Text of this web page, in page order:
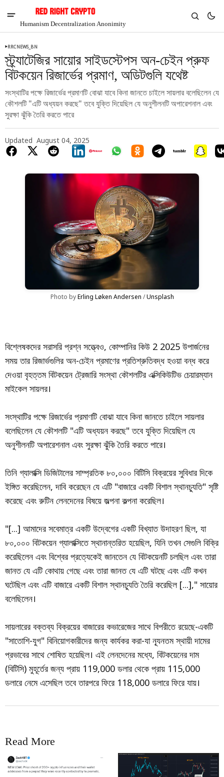
Humanism Decentralization Anonimity
Chia
$1.36
RRCNEWS_BN
স্ট্র্যাটেজির সায়োর সাইডস্টেপস অন-চেইন প্রুফ
বিটকয়েন রিজার্ভের প্রমাণ, অডিটগুলি যথেষ্ট
সংস্থাটির পক্ষে রিজার্ভের প্রমাণটি বোঝা যাবে কিনা জানতে চাইলে সায়লার বলেছিলেন যে
কৌশলটি "এটি অধ্যয়ন করছে" তবে যুক্তি দিয়েছিল যে অনুশীলনটি অপারেশনাল এবং
সুরক্ষা ঝুঁকি তৈরি করতে পারে
Updated August 04, 2025
Photo by Erling Løken Andersen / Unsplash
বিশ্লেষকদের সরাসরি প্রশ্ন সত্ত্বেও, কোম্পানির কিউ 2 2025 উপার্জনের
সময় তার রিজার্ভগুলির অন-চেইন প্রমাণের প্রতিশ্রুতিবদ্ধ হওয়া বন্ধ করে
দেওয়া বৃহত্তম বিটকয়েন ট্রেজারি সংস্থা কৌশলটির এক্সিকিউটিভ চেয়ারম্যান
মাইকেল সায়লর।
সংস্থাটির পক্ষে রিজার্ভের প্রমাণটি বোঝা যাবে কিনা জানতে চাইলে সায়লার
বলেছিলেন যে কৌশলটি "এটি অধ্যয়ন করছে" তবে যুক্তি দিয়েছিল যে
অনুশীলনটি অপারেশনাল এবং সুরক্ষা ঝুঁকি তৈরি করতে পারে।
তিনি গ্যালাক্সি ডিজিটালের সাম্প্রতিক ৮০,০০০ বিটিসি বিক্রয়ের সুবিধার দিকে
ইঙ্গিত করেছিলেন, দাবি করেছেন যে এটি "বাজারে একটি বিশাল স্থানচ্যুতি" সৃষ্টি
করেছে এবং রুটিন লেনদেনের বিষয়ে জল্পনা কল্পনা করেছিল।
"[...] আমাদের সবেমাত্র একটি উদ্বেগের একটি বিখ্যাত উদাহরণ ছিল, যা
৮০,০০০ বিটকয়েন গ্যালাক্সিতে স্থানান্তরিত হয়েছিল, যিনি তখন সেগুলি বিক্রি
করেছিলেন এবং বিশ্বের প্রত্যেকেই জানতেন যে বিটকয়েনটি চলছিল এবং তারা
জানত যে এটি কোথায় গেছে এবং তারা জানত যে এটি ঘটছে এবং এটি কখন
ঘটেছিল এবং এটি বাজারে একটি বিশাল স্থানচ্যুতি তৈরি করেছিল [...]," সায়োর
বলেছিলেন।
সায়লারের বক্তব্য বিক্রয়ের বাজারের কভারেজের সাথে বিপরীতে রয়েছে-একটি
"সাতোশি-যুগ" বিনিয়োগকারীদের জন্য কার্যকর করা-যা ন্যূনতম স্থায়ী দামের
প্রভাবের সাথে শোষিত হয়েছিল। এই লেনদেনের মধ্যে, বিটকয়েনের দাম
(বিটিসি) মুহূর্তের জন্য প্রায় 119,000 ডলার থেকে প্রায় 115,000
ডলারে নেমে এসেছিল তবে তারপরে ফিরে 118,000 ডলারে ফিরে যায়।
Read More